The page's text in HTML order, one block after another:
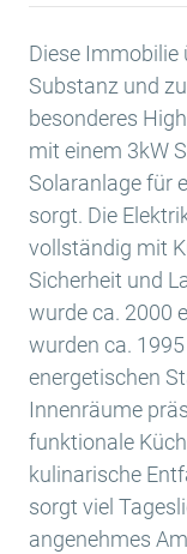
Diese Immobilie
Substanz und
besonderes
mit einem 3kW
Solaranlage für
sorgt. Die
vollständig mit
Sicherheit und
wurde ca. 2000
wurden ca.
energetischen
Innenräume
funktionale
kulinarische
sorgt viel
angenehmes